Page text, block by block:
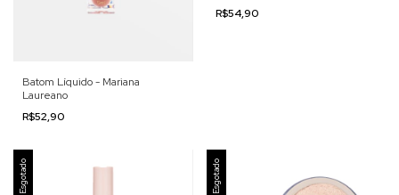
Batom Líquido - Mariana
Laureano
R$52,90
R$54,90
Esgotado Esgotado